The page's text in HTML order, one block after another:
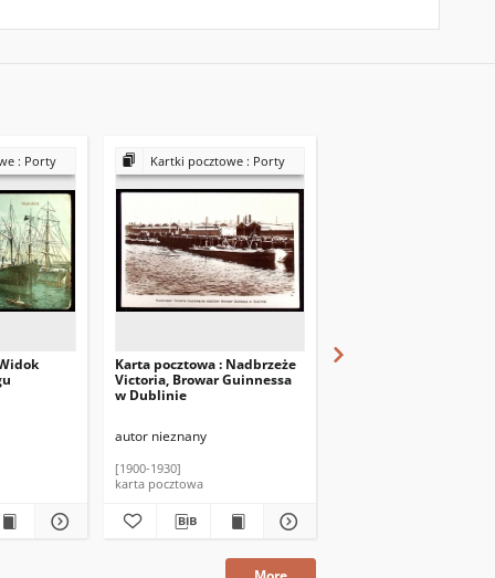
: Porty Kartki pocztowe : Porty
Karta pocztowa : Nadbrzeże
Victoria, Browar Guinnessa
w Dublinie
autor nieznany
[1900-1930]
karta pocztowa